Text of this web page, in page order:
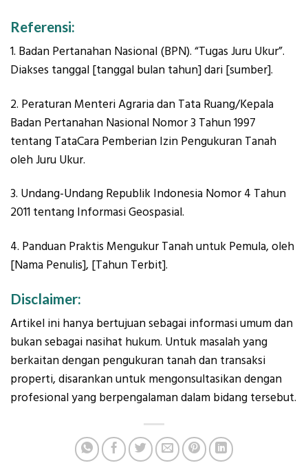
Referensi:
1. Badan Pertanahan Nasional (BPN). “Tugas Juru Ukur”.
Diakses tanggal [tanggal bulan tahun] dari [sumber].
2. Peraturan Menteri Agraria dan Tata Ruang/Kepala
Badan Pertanahan Nasional Nomor 3 Tahun 1997
tentang TataCara Pemberian Izin Pengukuran Tanah
oleh Juru Ukur.
3. Undang-Undang Republik Indonesia Nomor 4 Tahun
2011 tentang Informasi Geospasial.
4. Panduan Praktis Mengukur Tanah untuk Pemula, oleh
[Nama Penulis], [Tahun Terbit].
Disclaimer:
Artikel ini hanya bertujuan sebagai informasi umum dan
bukan sebagai nasihat hukum. Untuk masalah yang
berkaitan dengan pengukuran tanah dan transaksi
properti, disarankan untuk mengonsultasikan dengan
profesional yang berpengalaman dalam bidang tersebut.